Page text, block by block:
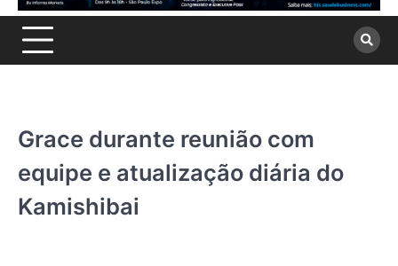
Grace durante reunião com
equipe e atualização diária do
Kamishibai